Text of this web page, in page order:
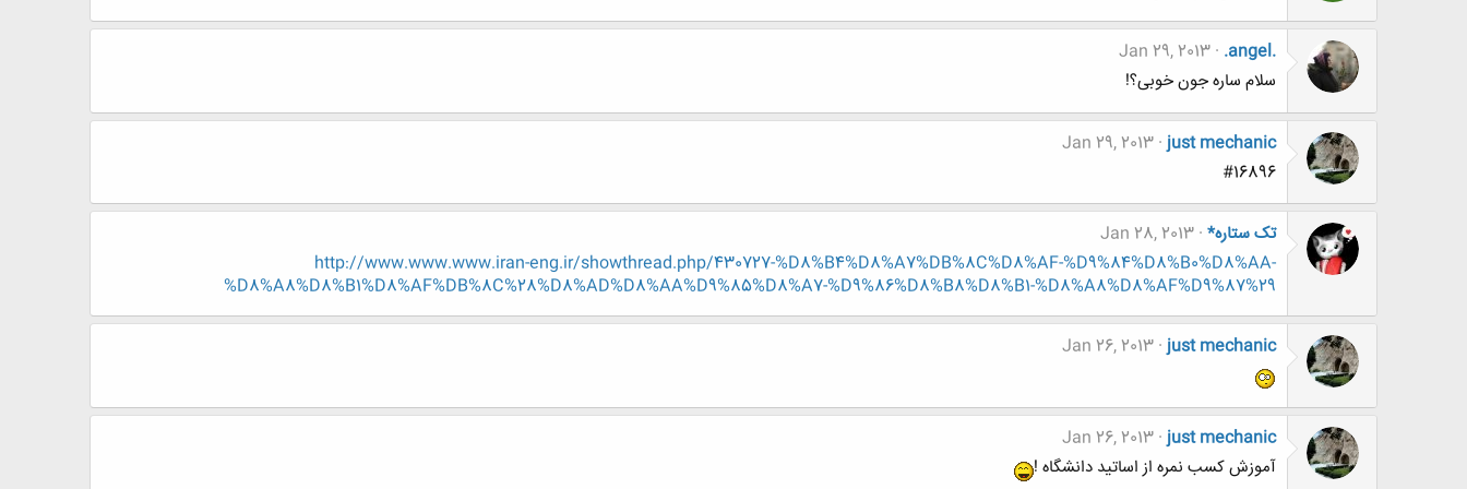
.angel.
Jan 29, 2013
سلام ساره جون خوبی؟!
just mechanic
Jan 29, 2013
#16896
تک ستاره* Jan 28, 2013
http://www.www.www.iran-eng.ir/showthread.php/430727-%D8%B4%D8%A7%DB%8C%D8%AF-%D9%84%D8%B0%D8%AA-
%D8%A8%D8%B1%D8%AF%DB%8C%28%D8%AD%D8%AA%D9%85%D8%A7-%D9%86%D8%B8%D8%B1-%D8%A8%D8%AF%D9%87%29
just mechanic
Jan 26, 2013
just mechanic
Jan 26, 2013
آموزش کسب نمره از اساتید دانشگاه !